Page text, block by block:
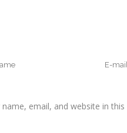
name, email, and website in